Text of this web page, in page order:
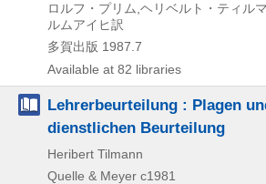
ロルフ・プリム,ヘリベルト・ティル
ルムアイヒ訳
多賀出版 1987.7
Available at 82 libraries
Lehrerbeurteilung : Plagen
dienstlichen Beurteilung
Heribert Tilmann
Quelle & Meyer c1981